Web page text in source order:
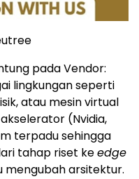
pada Vendor:
lingkungan seperti
atau mesin virtual
(Nvidia,
terpadu sehingga
tahap riset keedge
arsitektur.